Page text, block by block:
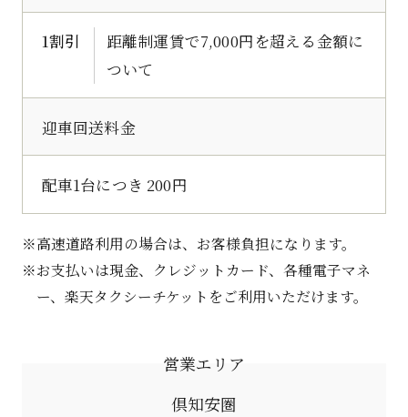
1割引
距離制運賃で7,000円を超える金額に
ついて
迎車回送料金
配車1台につき 200円
高速道路利用の場合は、お客様負担になります。
お支払いは現金、クレジットカード、各種電子マネ
ー、楽天タクシーチケットをご利用いただけます。
営業エリア
倶知安圏